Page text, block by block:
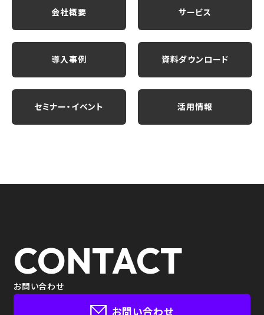
会社概要 サービス
導入事例 資料ダウンロード
セミナー・イベント 活用情報
CONTACT
お問い合わせ
お問い合わせ